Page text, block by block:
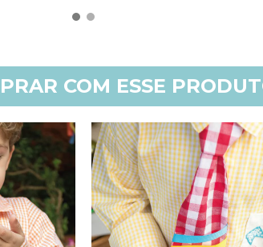
COM ESSE